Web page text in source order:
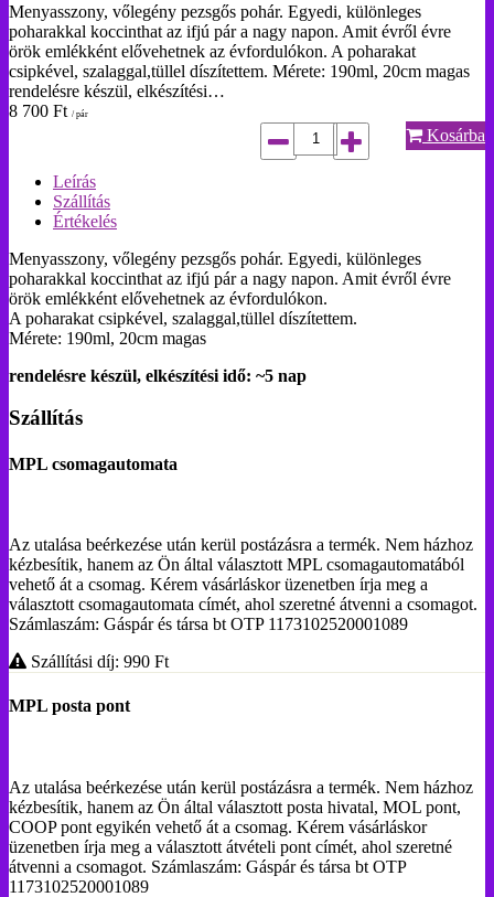
Menyasszony, vőlegény pezsgős pohár. Egyedi, különleges
poharakkal koccinthat az ifjú pár a nagy napon. Amit évről évre
örök emlékként elővehetnek az évfordulókon. A poharakat
csipkével, szalaggal,tüllel díszítettem. Mérete: 190ml, 20cm magas
rendelésre készül, elkészítési…
8 700 Ft / pár
Kosárba
Leírás
Szállítás
Értékelés
Menyasszony, vőlegény pezsgős pohár. Egyedi, különleges
poharakkal koccinthat az ifjú pár a nagy napon. Amit évről évre
örök emlékként elővehetnek az évfordulókon.
A poharakat csipkével, szalaggal,tüllel díszítettem.
Mérete: 190ml, 20cm magas
rendelésre készül, elkészítési idő: ~5 nap
Szállítás
MPL csomagautomata
Az utalása beérkezése után kerül postázásra a termék. Nem házhoz
kézbesítik, hanem az Ön által választott MPL csomagautomatából
vehető át a csomag. Kérem vásárláskor üzenetben írja meg a
választott csomagautomata címét, ahol szeretné átvenni a csomagot.
Számlaszám: Gáspár és társa bt OTP 1173102520001089
Szállítási díj: 990 Ft
MPL posta pont
Az utalása beérkezése után kerül postázásra a termék. Nem házhoz
kézbesítik, hanem az Ön által választott posta hivatal, MOL pont,
COOP pont egyikén vehető át a csomag. Kérem vásárláskor
üzenetben írja meg a választott átvételi pont címét, ahol szeretné
átvenni a csomagot. Számlaszám: Gáspár és társa bt OTP
1173102520001089